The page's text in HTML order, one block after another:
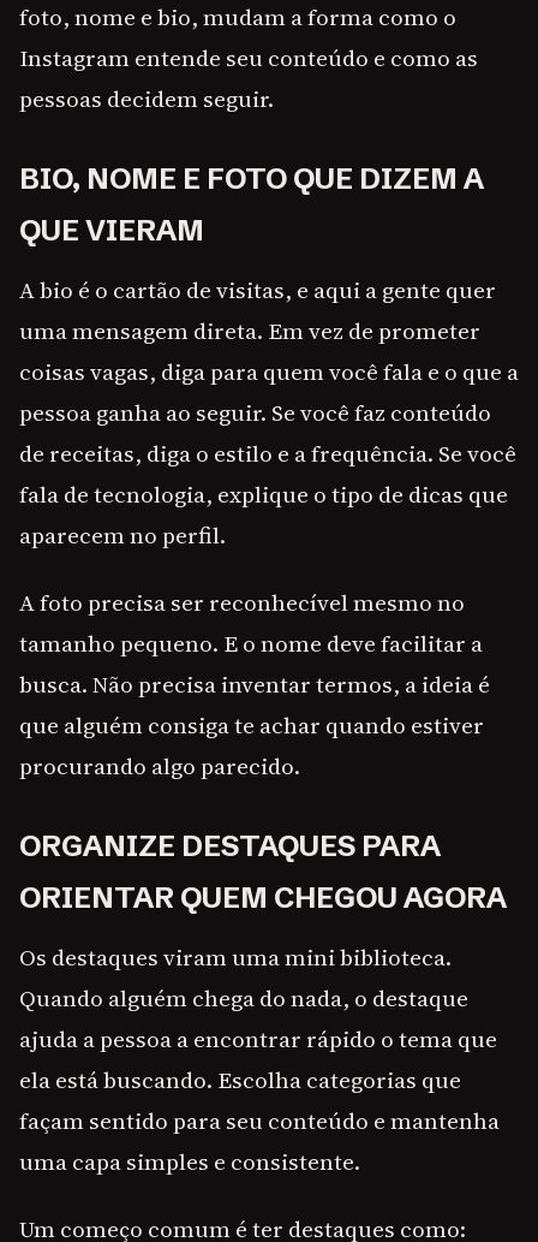
foto, nome e bio, mudam a forma como o
Instagram entende seu conteúdo e como as
pessoas decidem seguir.
BIO, NOME E FOTO QUE DIZEM A
QUE VIERAM
A bio é o cartão de visitas, e aqui a gente quer
uma mensagem direta. Em vez de prometer
coisas vagas, diga para quem você fala e o que a
pessoa ganha ao seguir. Se você faz conteúdo
de receitas, diga o estilo e a frequência. Se você
fala de tecnologia, explique o tipo de dicas que
aparecem no perfil.
A foto precisa ser reconhecível mesmo no
tamanho pequeno. E o nome deve facilitar a
busca. Não precisa inventar termos, a ideia é
que alguém consiga te achar quando estiver
procurando algo parecido.
ORGANIZE DESTAQUES PARA
ORIENTAR QUEM CHEGOU AGORA
Os destaques viram uma mini biblioteca.
Quando alguém chega do nada, o destaque
ajuda a pessoa a encontrar rápido o tema que
ela está buscando. Escolha categorias que
façam sentido para seu conteúdo e mantenha
uma capa simples e consistente.
Um começo comum é ter destaques como: